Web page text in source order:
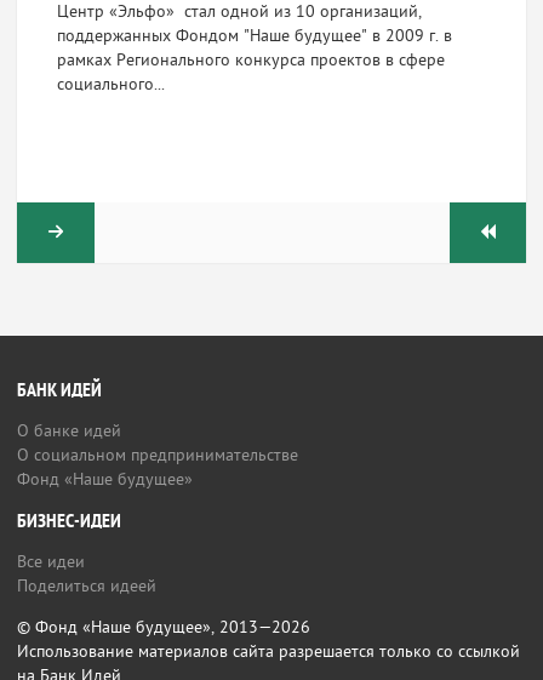
Центр «Эльфо» стал одной из 10 организаций,
поддержанных Фондом "Наше будущее" в 2009 г. в
рамках Регионального конкурса проектов в сфере
социального...
БАНК ИДЕЙ
О банке идей
О социальном предпринимательстве
Фонд «Наше будущее»
БИЗНЕС-ИДЕИ
Все идеи
Поделиться идеей
© Фонд «Наше будущее», 2013—2026
Использование материалов сайта разрешается только со ссылкой